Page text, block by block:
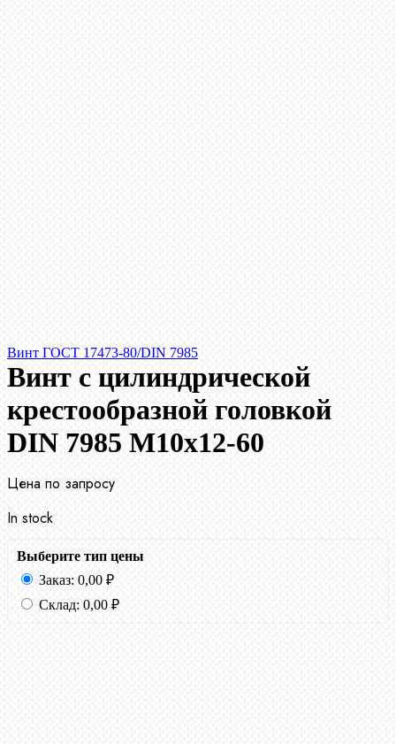
Винт ГОСТ 17473-80/DIN 7985
Винт с цилиндрической
крестообразной головкой
DIN 7985 М10х12-60
Цена по запросу
In stock
Выберите тип цены
Заказ: 0,00 ₽
Склад: 0,00 ₽